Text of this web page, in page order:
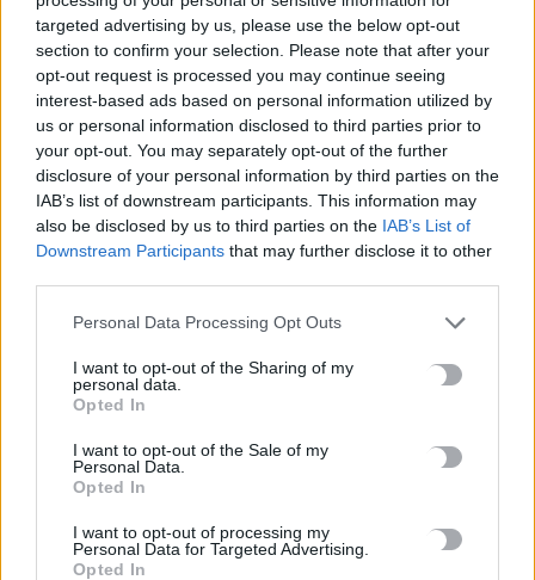
targeted advertising by us, please use the below opt-out
section to confirm your selection. Please note that after your
opt-out request is processed you may continue seeing
interest-based ads based on personal information utilized by
us or personal information disclosed to third parties prior to
your opt-out. You may separately opt-out of the further
disclosure of your personal information by third parties on the
IAB’s list of downstream participants. This information may
also be disclosed by us to third parties on the IAB’s List of
Downstream Participants that may further disclose it to other
Personal Data Processing Opt Outs
I want to opt-out of the Sharing of my
personal data.
Opted In
I want to opt-out of the Sale of my
Personal Data.
Opted In
I want to opt-out of processing my
Personal Data for Targeted Advertising.
Opted In
γκινιόλ!
10 Μαΐου, 2026
ΕΠΌΜΕΝΟ
«Ταξιδεύω με Ασφάλεια στο
Διαδίκτυο;» - Ενημερωτική
καμπάνια και ομιλία από το
Κέντρο Πρόληψης Ρέθυμνου
Google
Πότε πληρώνονται οι συντάξεις Σεπτεμβρίου